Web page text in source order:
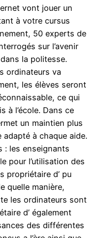
vont jouer un
à votre cursus
50 experts de
sur l’avenir
la politesse.
ordinateurs va
les élèves seront
ce qui
à l’école. Dans ce
un maintien plus
à chaque aide.
: les enseignants
pour l’utilisation des
propriétaire d’ pu
quelle manière,
les ordinateurs sont
d’ également
des différentes